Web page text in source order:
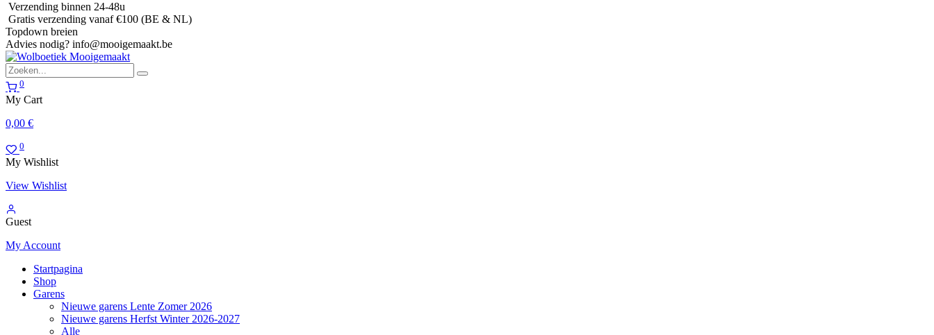
Verzending binnen 24-48u
Gratis verzending vanaf €100 (BE & NL)
Topdown breien
Advies nodig? info@mooigemaakt.be
0
My Cart
0,00 €
0
My Wishlist
View Wishlist
Guest
My Account
Startpagina
Shop
Garens
Nieuwe garens Lente Zomer 2026
Nieuwe garens Herfst Winter 2026-2027
Alle